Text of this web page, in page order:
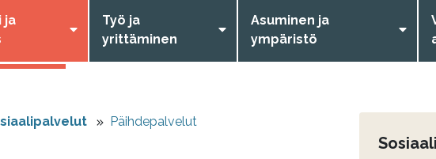
ja
Työ ja
yrittäminen
Asuminen ja
ympäristö
Päihdepalvelut